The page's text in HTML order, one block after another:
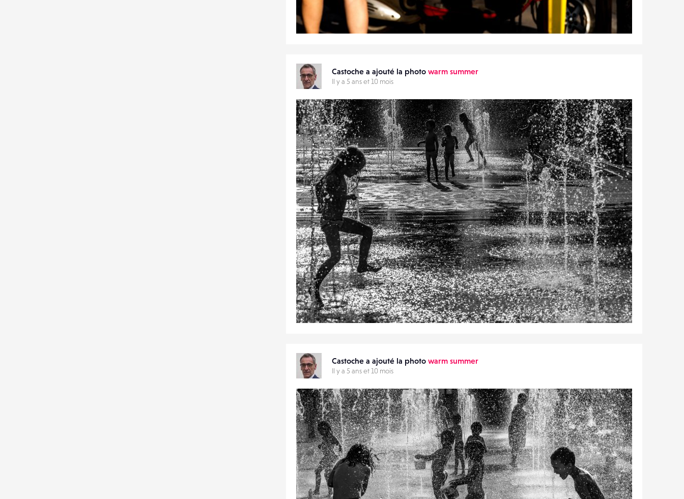
5
24
Castoche a ajouté la photo warm summer
Il y a 5 ans et 10 mois
0
17
Castoche a ajouté la photo warm summer
Il y a 5 ans et 10 mois